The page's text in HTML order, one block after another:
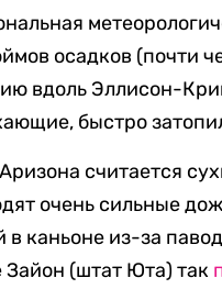
осадков (почти
вдоль Эллисон-
быстро
считается
очень сильные
в каньоне из-за
Зайон (штат Юта) так